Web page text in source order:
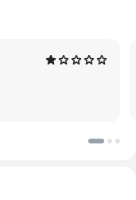
разрешении
Корана